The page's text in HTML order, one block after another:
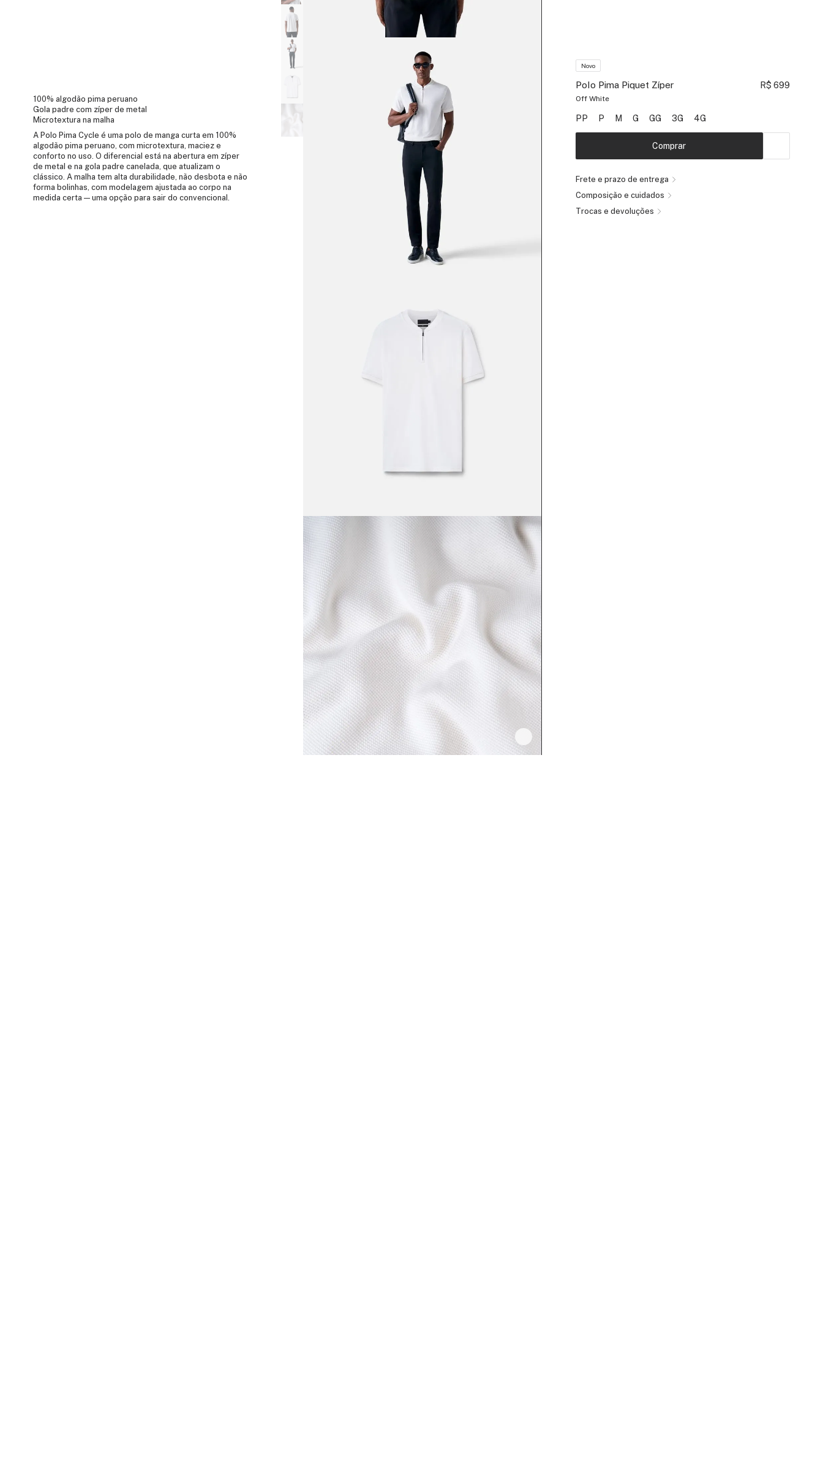
100% algodão pima peruano
Gola padre com zíper de metal
Microtextura na malha
A Polo Pima Cycle é uma polo de manga curta em 100%
algodão pima peruano, com microtextura, maciez e
conforto no uso. O diferencial está na abertura em zíper
de metal e na gola padre canelada, que atualizam o
clássico. A malha tem alta durabilidade, não desbota e não
forma bolinhas, com modelagem ajustada ao corpo na
medida certa — uma opção para sair do convencional.
Novo
Polo Pima Piquet Zíper R$ 699
Off White
PP P M G GG 3G 4G
Comprar
Frete e prazo de entrega
Composição e cuidados
Trocas e devoluções